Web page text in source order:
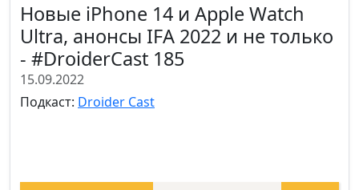
Новые iPhone 14 и Apple Watch
Ultra, анонсы IFA 2022 и не только
- #DroiderCast 185
15.09.2022
Подкаст: Droider Cast